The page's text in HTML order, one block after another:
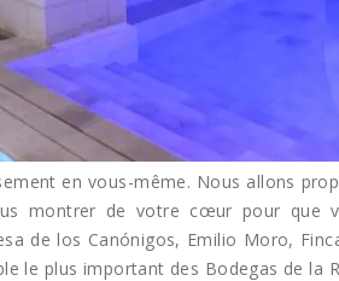
en vous-même. Nous allons
montrer de votre cœur pour que
de los Canónigos, Emilio Moro,
le plus important des Bodegas de la